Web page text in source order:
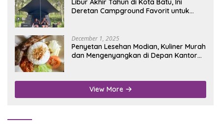
Libur Akhir Tahun di Kota Batu, Ini
Deretan Campground Favorit untuk
December 1, 2025
Penyetan Lesehan Modian, Kuliner Murah
dan Mengenyangkan di Depan Kantor
View More